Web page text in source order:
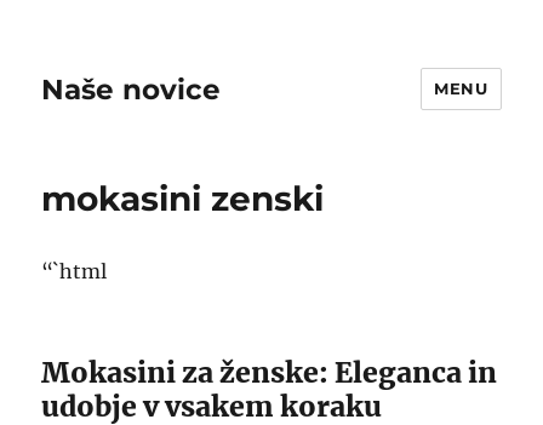
Naše novice MENU
mokasini zenski
“`html
Mokasini za ženske: Eleganca in
udobje v vsakem koraku